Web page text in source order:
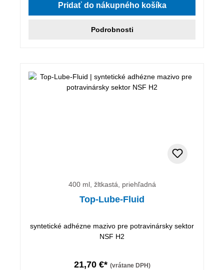
Pridať do nákupného košíka
Podrobnosti
400 ml, žltkastá, priehľadná
Top-Lube-Fluid
syntetické adhézne mazivo pre potravinársky sektor
NSF H2
21,70 €* (vrátane DPH)